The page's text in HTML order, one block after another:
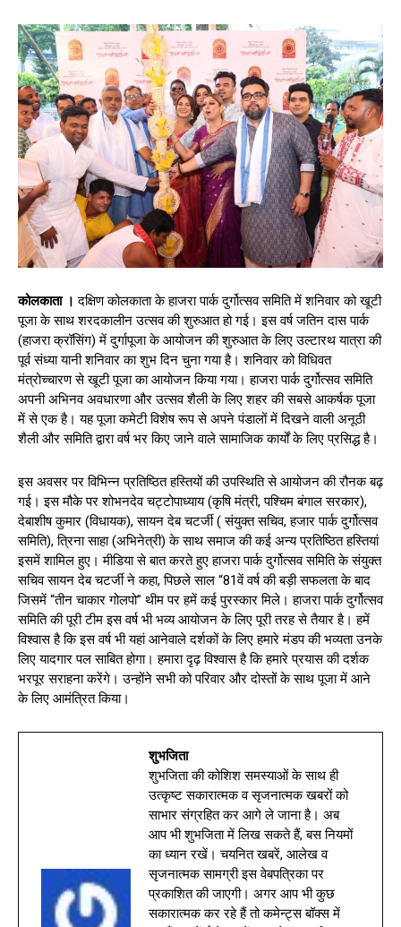
कोलकाता । दक्षिण कोलकाता के हाजरा पार्क दुर्गोत्सव समिति में शनिवार को खूटी
पूजा के साथ शरदकालीन उत्सव की शुरुआत हो गई। इस वर्ष जतिन दास पार्क
(हाजरा क्रॉसिंग) में दुर्गापूजा के आयोजन की शुरुआत के लिए उल्टारथ यात्रा की
पूर्व संध्या यानी शनिवार का शुभ दिन चुना गया है। शनिवार को विधिवत
मंत्रोच्चारण से खूटी पूजा का आयोजन किया गया। हाजरा पार्क दुर्गोत्सव समिति
अपनी अभिनव अवधारणा और उत्सव शैली के लिए शहर की सबसे आकर्षक पूजा
में से एक है। यह पूजा कमेटी विशेष रूप से अपने पंडालों में दिखने वाली अनूठी
शैली और समिति द्वारा वर्ष भर किए जाने वाले सामाजिक कार्यों के लिए प्रसिद्ध है।
इस अवसर पर विभिन्न प्रतिष्ठित हस्तियों की उपस्थिति से आयोजन की रौनक बढ़
गई। इस मौके पर शोभनदेव चट्टोपाध्याय (कृषि मंत्री, पश्चिम बंगाल सरकार),
देबाशीष कुमार (विधायक), सायन देब चटर्जी ( संयुक्त सचिव, हजार पार्क दुर्गोत्सव
समिति), त्रिना साहा (अभिनेत्री) के साथ समाज की कई अन्य प्रतिष्ठित हस्तियां
इसमें शामिल हुए। मीडिया से बात करते हुए हाजरा पार्क दुर्गोत्सव समिति के संयुक्त
सचिव सायन देब चटर्जी ने कहा, पिछले साल “81वें वर्ष की बड़ी सफलता के बाद
जिसमें “तीन चाकार गोलपो” थीम पर हमें कई पुरस्कार मिले। हाजरा पार्क दुर्गोत्सव
समिति की पूरी टीम इस वर्ष भी भव्य आयोजन के लिए पूरी तरह से तैयार है। हमें
विश्वास है कि इस वर्ष भी यहां आनेवाले दर्शकों के लिए हमारे मंडप की भव्यता उनके
लिए यादगार पल साबित होगा। हमारा दृढ़ विश्वास है कि हमारे प्रयास की दर्शक
भरपूर सराहना करेंगे। उन्होंने सभी को परिवार और दोस्तों के साथ पूजा में आने
के लिए आमंत्रित किया।
शुभजिता
शुभजिता की कोशिश समस्याओं के साथ ही
उत्कृष्ट सकारात्मक व सृजनात्मक खबरों को
साभार संग्रहित कर आगे ले जाना है। अब
आप भी शुभजिता में लिख सकते हैं, बस नियमों
का ध्यान रखें। चयनित खबरें, आलेख व
सृजनात्मक सामग्री इस वेबपत्रिका पर
प्रकाशित की जाएगी। अगर आप भी कुछ
सकारात्मक कर रहे हैं तो कमेन्ट्स बॉक्स में